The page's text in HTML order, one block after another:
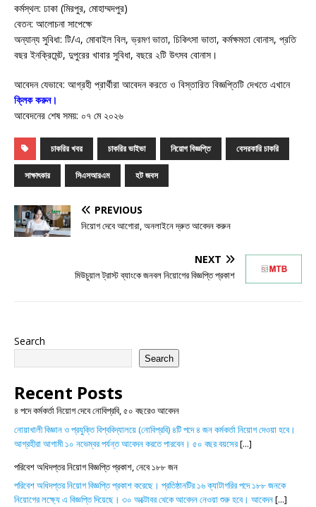
কর্মস্থল: ঢাকা (মিরপুর, মোহাম্মদপুর)
বেতন: আলোচনা সাপেক্ষে
অন্যান্য সুবিধা: টি/এ, মোবাইল বিল, ভ্রমণ ভাতা, চিকিৎসা ভাতা, কর্মক্ষমতা বোনাস, প্রতি
বছর ইনক্রিমেন্ট, দুপুরের খাবার সুবিধা, বছরে ২টি উৎসব বোনাস।
আবেদন যেভাবে: আগ্রহী প্রার্থীরা আবেদন করতে ও বিস্তারিত বিজ্ঞপ্তিটি দেখতে এখানে
ক্লিক করুন।
আবেদনের শেষ সময়: ০৭ মে ২০২৬
চাকরির খবর চাকরির ভাইভা নিয়োগ বিজ্ঞপ্তি বেসরকারি চাকরি
সাক্ষাৎকার সিএসআরএম হট জবস
PREVIOUS
নিয়োগ দেবে আগোরা, অনলাইনে দ্রুত আবেদন করুন
NEXT
মিউচুয়াল ট্রাস্ট ব্যাংকে জনবল নিয়োগের বিজ্ঞপ্তি প্রকাশ
Search
Search
Recent Posts
৪ পদে কর্মকর্তা নিয়োগ দেবে নোবিপ্রবি, ৫০ বছরেও আবেদন
নোয়াখালী বিজ্ঞান ও প্রযুক্তি বিশ্ববিদ্যালয়ে (নোবিপ্রবি) ৪টি পদে ৪ জন কর্মকর্তা নিয়োগ দেওয়া হবে।
আগ্রহীরা আগামী ১০ নভেম্বর পর্যন্ত আবেদন করতে পারবেন। ৫০ বছর বয়সের[...]
পরিবেশ অধিদপ্তর নিয়োগ বিজ্ঞপ্তি প্রকাশ, নেবে ১৮৮ জন
পরিবেশ অধিদপ্তর নিয়োগ বিজ্ঞপ্তি প্রকাশ করেছে। প্রতিষ্ঠানটির ১৬ ক্যাটাগরির পদে ১৮৮ জনকে
নিয়োগের লক্ষ্যে এ বিজ্ঞপ্তি দিয়েছে। ৩০ অক্টোবর থেকে আবেদন নেওয়া শুরু হবে। আবেদন[...]